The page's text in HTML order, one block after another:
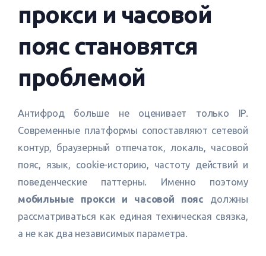
прокси и часовой
пояс становятся
проблемой
Антифрод больше не оценивает только IP.
Современные платформы сопоставляют сетевой
контур, браузерный отпечаток, локаль, часовой
пояс, язык, cookie-историю, частоту действий и
поведенческие паттерны. Именно поэтому
мобильные прокси и часовой пояс должны
рассматриваться как единая техническая связка,
а не как два независимых параметра.